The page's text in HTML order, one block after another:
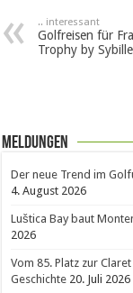
.. interessant
Golfreisen für
Trophy by
Meldungen
Der neue Trend im
4. August 2026
Luštica Bay baut
2026
Vom 85. Platz zur
Geschichte 20. Juli 2026